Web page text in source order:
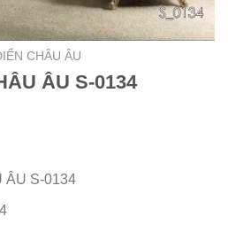
CHÂU ÂU
ÂU S-0134
ÂU S-0134